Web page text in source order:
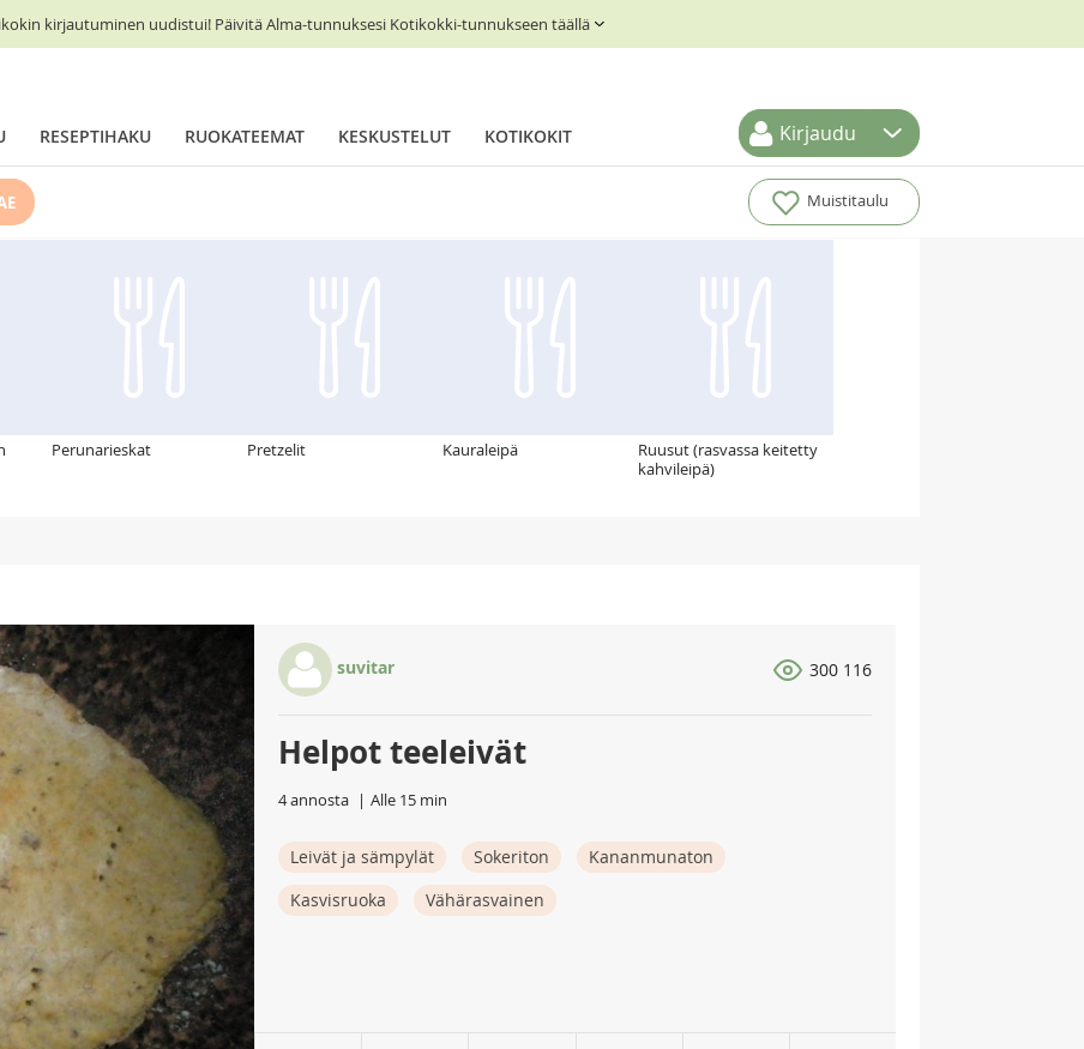
kirjautuminen uudistui! Päivitä Alma-tunnuksesi Kotikokki-tunnukseen täällä
RESEPTIHAKU RUOKATEEMAT KESKUSTELUT KOTIKOKIT Kirjaudu
Muistitaulu
Perunarieskat Pretzelit Kauraleipä
Ruusut (rasvassa keitetty
kahvileipä)
suvitar 300 116
Helpot teeleivät
4 annosta Alle 15 min
Leivät ja sämpylät Sokeriton
Kananmunaton
Kasvisruoka
Vähärasvainen